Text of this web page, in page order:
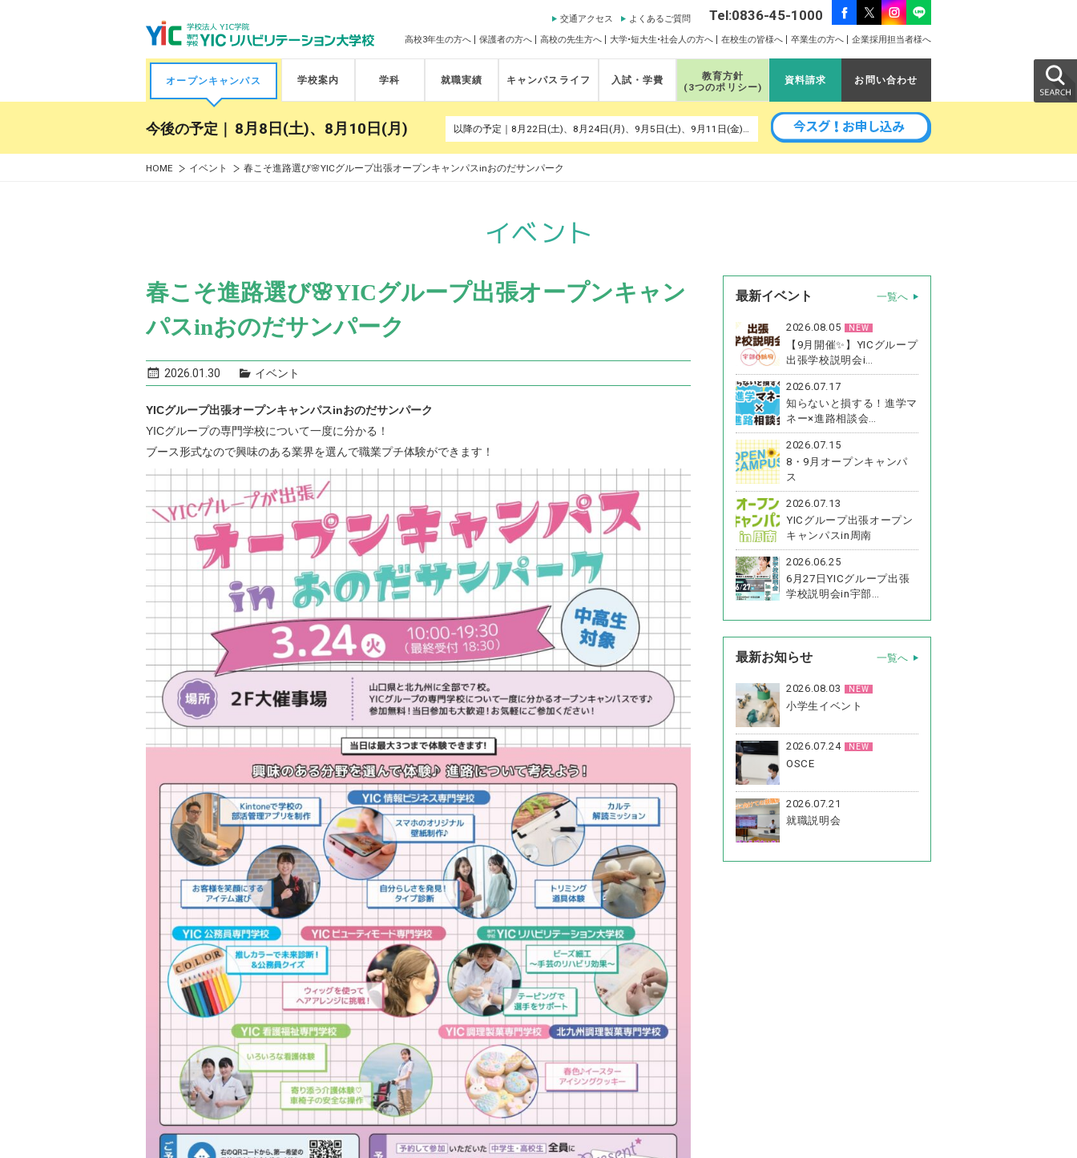
高校3年生の方へ 保護者の方へ 高校の先生方へ 大学•短大生•社会人の方へ 在校生の皆様へ 卒業生の方へ 企業採用担当者様へ
Tel:0836-45-1000
交通アクセス よくあるご質問
オープンキャンパス 学校案内 学科 就職実績 キャンパスライフ 入試・学費
教育方針
(3つのポリシー)
資料請求 お問い合わせ
今後の予定｜ 8月8日(土)、8月10日(月) 以降の予定｜8月22日(土)、8月24日(月)、9月5日(土)、9月11日(金)、9月14日(月)、9月16日(水)、9月26日(土)
HOME イベント 春こそ進路選び🌸YICグループ出張オープンキャンパスinおのだサンパーク
春こそ進路選び🌸YICグループ出張オープンキャン
パスinおのだサンパーク
2026.01.30 イベント
YICグループ出張オープンキャンパスinおのだサンパーク
YICグループの専門学校について一度に分かる！
ブース形式なので興味のある業界を選んで職業プチ体験ができます！
最新イベント 一覧へ
2026.08.05 NEW
【9月開催✨】YICグループ
出張学校説明会i…
2026.07.17
知らないと損する！進学マ
ネー×進路相談会…
2026.07.15
8・9月オープンキャンパ
ス
2026.07.13
YICグループ出張オープン
キャンパスin周南
2026.06.25
6月27日YICグループ出張
学校説明会in宇部…
最新お知らせ 一覧へ
2026.08.03 NEW
小学生イベント
2026.07.24 NEW
OSCE
2026.07.21
就職説明会